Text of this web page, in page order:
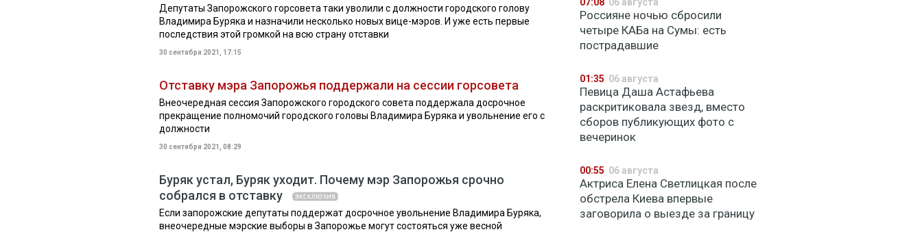
Депутаты Запорожского горсовета таки уволили с должности городского голову
Владимира Буряка и назначили несколько новых вице-мэров. И уже есть первые
последствия этой громкой на всю страну отставки
30 сентября 2021, 17:15
Отставку мэра Запорожья поддержали на сессии горсовета
Внеочередная сессия Запорожского городского совета поддержала досрочное
прекращение полномочий городского головы Владимира Буряка и увольнение его с
должности
30 сентября 2021, 08:29
Буряк устал, Буряк уходит. Почему мэр Запорожья срочно
собрался в отставку
Если запорожские депутаты поддержат досрочное увольнение Владимира Буряка,
внеочередные мэрские выборы в Запорожье могут состояться уже весной
Россияне ночью сбросили
четыре КАБа на Сумы: есть
пострадавшие
01:35 06 августа
Певица Даша Астафьева
раскритиковала звезд, вместо
сборов публикующих фото с
вечеринок
00:55 06 августа
Актриса Елена Светлицкая после
обстрела Киева впервые
заговорила о выезде за границу